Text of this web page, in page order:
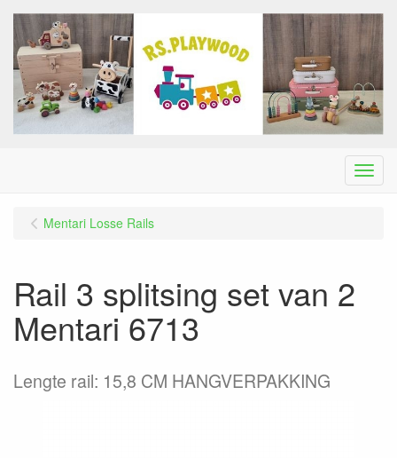
Menu
Mentari Losse Rails
Rail 3 splitsing set van 2
Mentari 6713
Lengte rail: 15,8 CM HANGVERPAKKING